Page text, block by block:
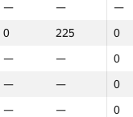
— —
—
0 225
0
— —
0
— —
0
— —
0
— —
—
0 225
0
— —
0
— —
0
— —
0